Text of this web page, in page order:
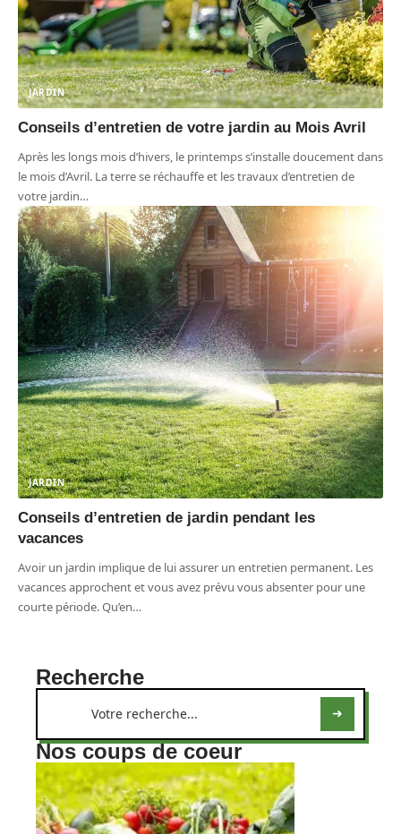
JARDIN
Conseils d’entretien de votre jardin au Mois Avril
Après les longs mois d’hivers, le printemps s’installe doucement dans
le mois d’Avril. La terre se réchauffe et les travaux d’entretien de
votre jardin…
JARDIN
Conseils d’entretien de jardin pendant les
vacances
Avoir un jardin implique de lui assurer un entretien permanent. Les
vacances approchent et vous avez prévu vous absenter pour une
courte période. Qu’en…
Recherche
Nos coups de coeur